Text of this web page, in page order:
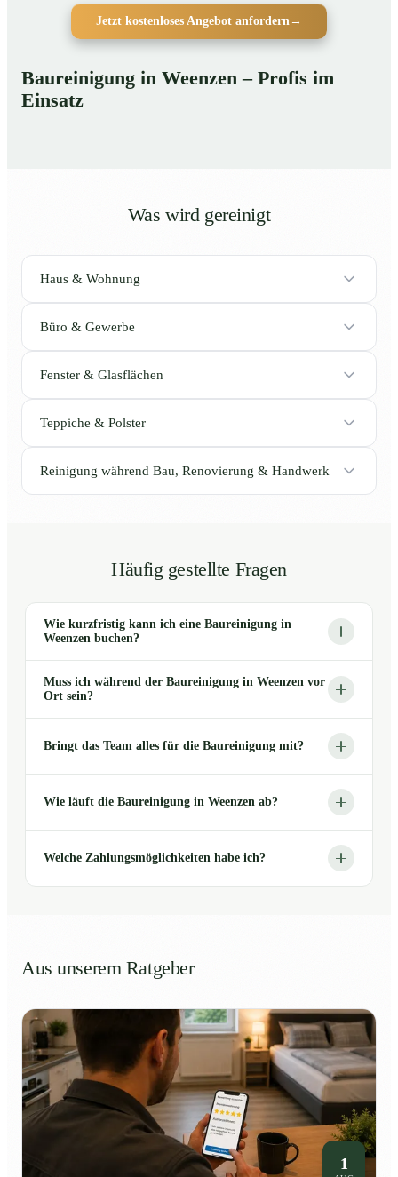
Jetzt kostenloses Angebot anfordern→
Baureinigung in Weenzen – Profis im
Einsatz
Was wird gereinigt
Haus & Wohnung
Büro & Gewerbe
Fenster & Glasflächen
Teppiche & Polster
Reinigung während Bau, Renovierung & Handwerk
Häufig gestellte Fragen
Wie kurzfristig kann ich eine Baureinigung in
Weenzen buchen?
Muss ich während der Baureinigung in Weenzen vor
Ort sein?
Bringt das Team alles für die Baureinigung mit?
Wie läuft die Baureinigung in Weenzen ab?
Welche Zahlungsmöglichkeiten habe ich?
Aus unserem Ratgeber
1